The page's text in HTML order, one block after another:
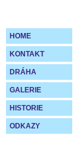
HOME
KONTAKT
DRÁHA
GALERIE
HISTORIE
ODKAZY